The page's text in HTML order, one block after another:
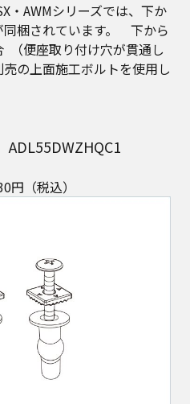
・AWMシリーズでは、下か
同梱されています。 下から
（便座取り付け穴が貫通し
の上面施工ボルトを使用し
円（税込）